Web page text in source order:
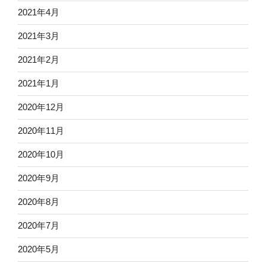
2021年4月
2021年3月
2021年2月
2021年1月
2020年12月
2020年11月
2020年10月
2020年9月
2020年8月
2020年7月
2020年5月